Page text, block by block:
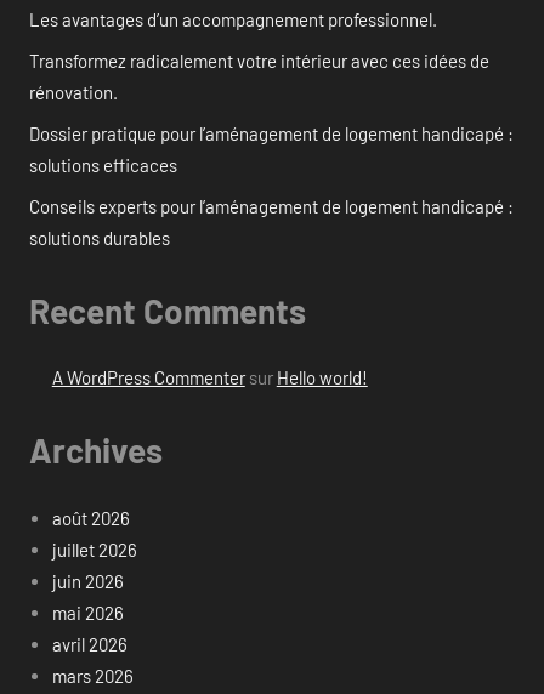
Les avantages d’un accompagnement professionnel.
Transformez radicalement votre intérieur avec ces idées de
rénovation.
Dossier pratique pour l’aménagement de logement handicapé :
solutions efficaces
Conseils experts pour l’aménagement de logement handicapé :
solutions durables
Recent Comments
A WordPress Commentersur Hello world!
Archives
août 2026
juillet 2026
juin 2026
mai 2026
avril 2026
mars 2026